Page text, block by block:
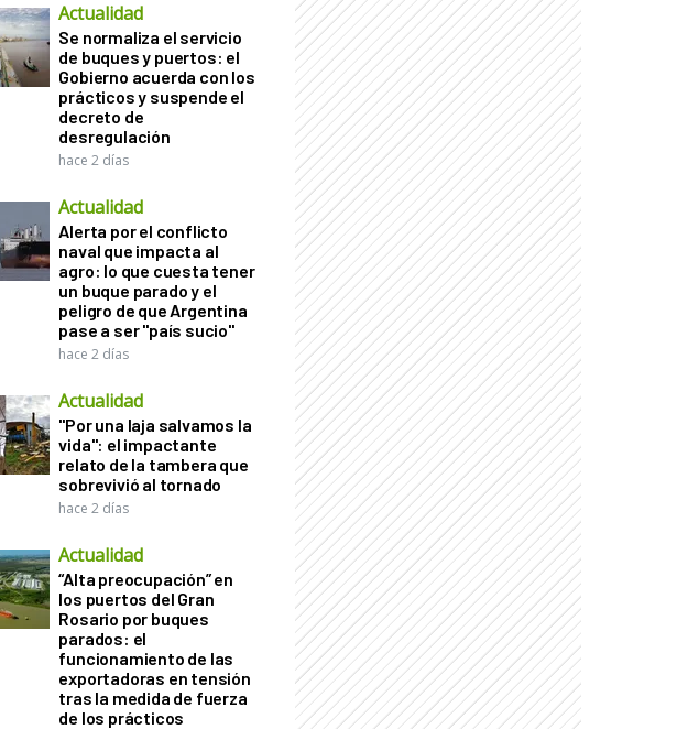
Actualidad
Se normaliza el servicio
de buques y puertos: el
Gobierno acuerda con los
prácticos y suspende el
decreto de
desregulación
hace 2 días
Actualidad
Alerta por el conflicto
naval que impacta al
agro: lo que cuesta tener
un buque parado y el
peligro de que Argentina
pase a ser "país sucio"
hace 2 días
Actualidad
"Por una laja salvamos la
vida": el impactante
relato de la tambera que
sobrevivió al tornado
hace 2 días
Actualidad
“Alta preocupación” en
los puertos del Gran
Rosario por buques
parados: el
funcionamiento de las
exportadoras en tensión
tras la medida de fuerza
de los prácticos